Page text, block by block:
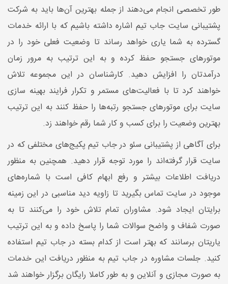
طور تخصصی انجام می‌دهند از جمله بهترین آن‌ها باید به شرکت
پشتیبانی سایت جاب تیم اشاره داشته باشیم که با ارائه خدمات
گسترده به شما یاری خواهد رساند تا وضعیت فعلی خود را در
موتورهای جستجو حفظ کرده و به این ترتیب به مرور زمان
درآمدتان را افزایش دهید. کارشناسان در این مجموعه تلاش
خواهند کرد تا با فعالیت‌های مستمر و تکرار فرایند بهینه سازی
سایت برای موتورهای جستجو رتبه‌ها را حفظ کنند به این ترتیب
بهترین وضعیت را برای کسب و کار شما رقم خواهند زد.
برای آگاهی از پشتیبانی سئو در جاب تیم پکیج‌های مختلفی که در
سایت قرار گرفته‌اند را مورد توجه قرار دهید. همچنین به منظور
دریافت اطلاعات بیشتر و رفع ابهام کافی است با شماره‌های
موجود در سایت تماس بگیرید تا زاویه دید مناسبی در این زمینه
برایتان ایجاد شود. مشاوران تمام تلاش خود را می‌کنند تا به
صورت شفاف و واضح سوالات شما را پاسخ داده و به این ترتیب
یاریتان برسانند که بهتر است از کدام بسته در جاب تیم استفاده
کنید. جلسات مشاوره در جاب تیم به منظور دریافت این خدمات
به صورت مجازی و آنلاین و به طور کاملا رایگان برگزار خواهند شد